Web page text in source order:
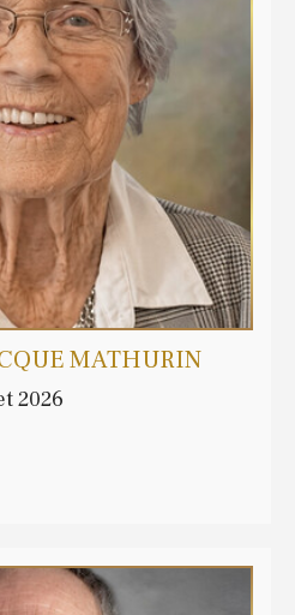
MATHURIN
2026